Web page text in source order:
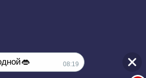
08:19